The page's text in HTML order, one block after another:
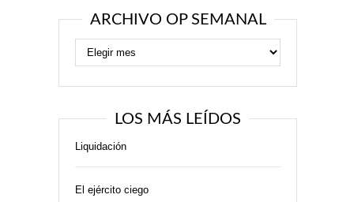
ARCHIVO OP SEMANAL
LOS MÁS LEÍDOS
Liquidación
El ejército ciego